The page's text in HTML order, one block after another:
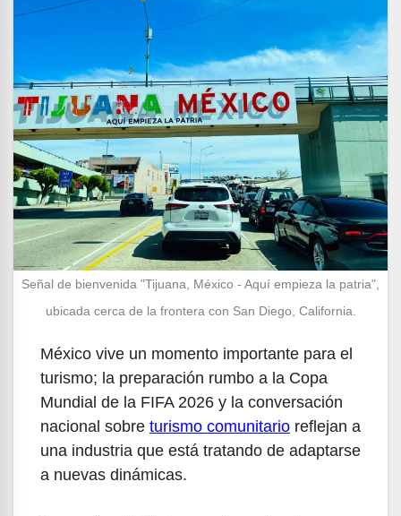
Señal de bienvenida "Tijuana, México - Aquí empieza la patria",
ubicada cerca de la frontera con San Diego, California.
México vive un momento importante para el
turismo; la preparación rumbo a la Copa
Mundial de la FIFA 2026 y la conversación
nacional sobre turismo comunitario reflejan a
una industria que está tratando de adaptarse
a nuevas dinámicas.